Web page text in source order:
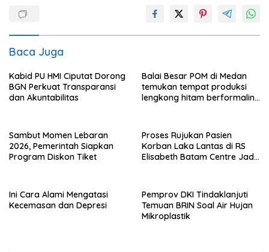
Baca Juga
Kabid PU HMI Ciputat Dorong
BGN Perkuat Transparansi
dan Akuntabilitas
Balai Besar POM di Medan
temukan tempat produksi
lengkong hitam berformalin
Sambut Momen Lebaran
2026, Pemerintah Siapkan
Program Diskon Tiket
Proses Rujukan Pasien
Korban Laka Lantas di RS
Elisabeth Batam Centre Jadi
Ini Cara Alami Mengatasi
Kecemasan dan Depresi
Pemprov DKI Tindaklanjuti
Temuan BRIN Soal Air Hujan
Mikroplastik